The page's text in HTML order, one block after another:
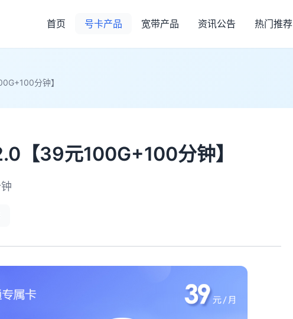
首页 号卡产品 宽带产品 资讯公告 热门推荐
分钟】
【39元100G+100分钟】